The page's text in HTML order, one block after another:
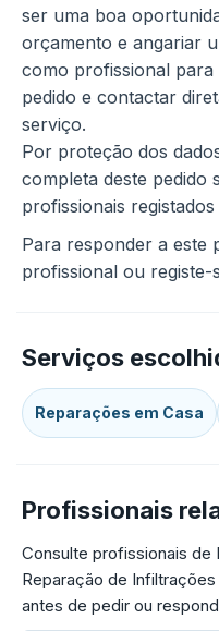
ser uma boa
orçamento e angariar
como profissional
pedido e contactar
serviço.
Por proteção dos
completa deste pedido
profissionais
Para responder a este
profissional ou
Serviços
Reparações em Casa
Profissionais
Consulte profissionais de
Reparação de
antes de pedir ou